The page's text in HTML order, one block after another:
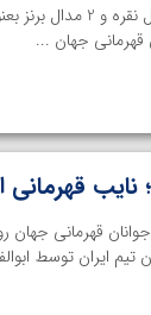
خانه کشتی | تیم
قهرمانی جهان ...
ایران با ۶
تیم ایران توسط
ویدیو؛
ناظم